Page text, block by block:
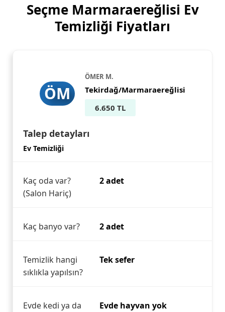
Seçme Marmaraereğlisi Ev
Temizliği Fiyatları
ÖM
ÖMER M.
Tekirdağ/Marmaraereğlisi
6.650 TL
Talep detayları
Ev Temizliği
Kaç oda var?
(Salon Hariç)
2 adet
Kaç banyo var? 2 adet
Temizlik hangi
sıklıkla yapılsın?
Tek sefer
Evde kedi ya da Evde hayvan yok